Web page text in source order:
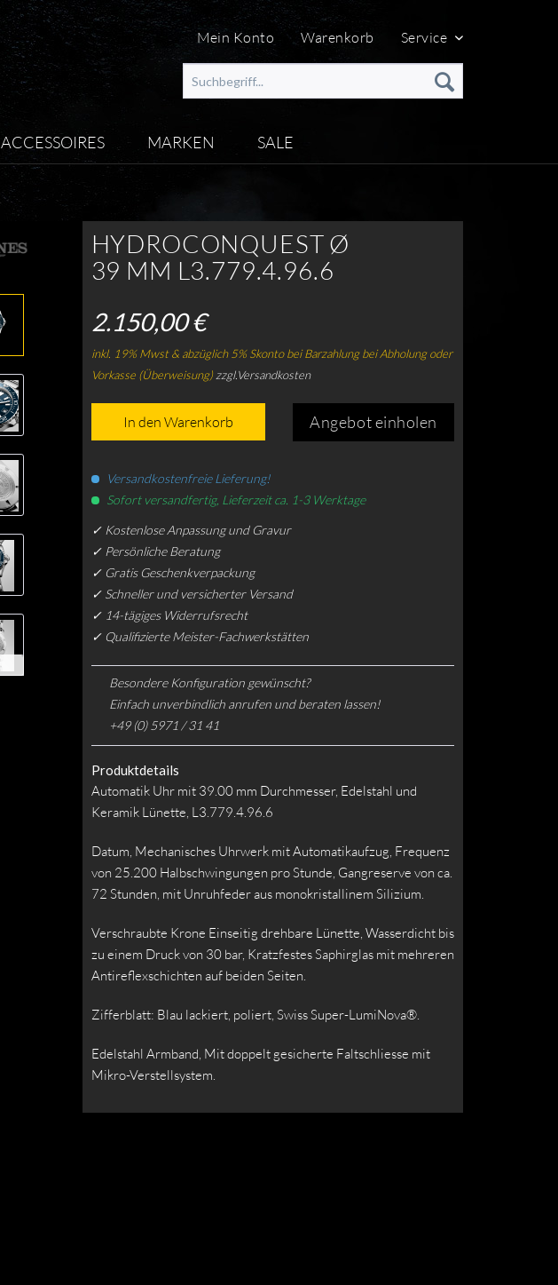
Mein Konto Warenkorb Service
ACCESSOIRES MARKEN SALE
HYDROCONQUEST Ø
39 MM L3.779.4.96.6
2.150,00 €
inkl. 19% Mwst & abzüglich 5% Skonto bei Barzahlung bei Abholung oder
Vorkasse (Überweisung)zzgl.Versandkosten
Angebot einholen
In den Warenkorb
Versandkostenfreie Lieferung!
Sofort versandfertig, Lieferzeit ca. 1-3 Werktage
✓ Kostenlose Anpassung und Gravur
✓ Persönliche Beratung
✓ Gratis Geschenkverpackung
✓ Schneller und versicherter Versand
✓ 14-tägiges Widerrufsrecht
✓ Qualifizierte Meister-Fachwerkstätten
Besondere Konfiguration gewünscht?
Einfach unverbindlich anrufen und beraten lassen!
+49 (0) 5971 / 31 41
Produktdetails
Automatik Uhr mit 39.00 mm Durchmesser, Edelstahl und
Keramik Lünette, L3.779.4.96.6
Datum, Mechanisches Uhrwerk mit Automatikaufzug, Frequenz
von 25.200 Halbschwingungen pro Stunde, Gangreserve von ca.
72 Stunden, mit Unruhfeder aus monokristallinem Silizium.
Verschraubte Krone Einseitig drehbare Lünette, Wasserdicht bis
zu einem Druck von 30 bar, Kratzfestes Saphirglas mit mehreren
Antireflexschichten auf beiden Seiten.
Zifferblatt: Blau lackiert, poliert, Swiss Super-LumiNova®.
Edelstahl Armband, Mit doppelt gesicherte Faltschliesse mit
Mikro-Verstellsystem.